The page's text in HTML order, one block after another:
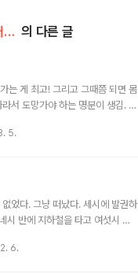
지금은 여행중/태국 THAILAND 의 다른 글
는 게 최고! 그리고 그때쯤 되면 몸
서 도망가야 하는 명분이 생김. 일
도 받음. 팟타이도 먹음. 뚝뚝이도
터미널. 예전에 서른 세 시간 버
도 안 남. 이젠 한 시간도 버거움.
시간 더 걸림. 열 두 시간. 그래서
사비나의 배는 해마다 늘어남. 트
5.
었다. 그냥 떠났다. 세시에 발권하
시 반에 지하철을 타고 여섯시 반
는 안 하겠지만... 비행기를 타기
6.